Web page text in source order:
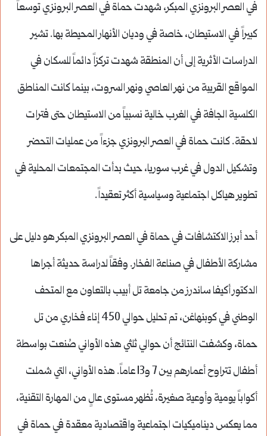
في العصر البرونزي المبكر، شهدت حماة في العصر البرونزي توسعاً
كبيراً في الاستيطان، خاصة في وديان الأنهار المحيطة بها. تشير
الدراسات الأثرية إلى أن المنطقة شهدت تركزاً دائماً للسكان في
المواقع القريبة من نهر العاصي ونهر السروت، بينما كانت المناطق
الكلسية الجافة في الغرب خالية نسبياً من الاستيطان حتى فترات
لاحقة. كانت حماة في العصر البرونزي جزءاً من عمليات التحضر
وتشكيل الدول في غرب سوريا، حيث بدأت المجتمعات المحلية في
تطوير هياكل اجتماعية وسياسية أكثر تعقيداً.
أحد أبرز الاكتشافات في حماة في العصر البرونزي المبكر هو دليل على
مشاركة الأطفال في صناعة الفخار. وفقاً لدراسة حديثة أجراها
الدكتور أكيفا ساندرز من جامعة تل أبيب بالتعاون مع المتحف
الوطني في كوبنهاغن، تم تحليل حوالي 450 إناء فخاري من تل
حماة، وكشفت النتائج أن حوالي ثلثي هذه الأواني صُنعت بواسطة
أطفال تتراوح أعمارهم بين 7 و13 عاماً. هذه الأواني، التي شملت
أكواباً يومية وأوعية صغيرة، تُظهر مستوى عالٍ من المهارة التقنية،
مما يعكس ديناميكيات اجتماعية واقتصادية معقدة في حماة في